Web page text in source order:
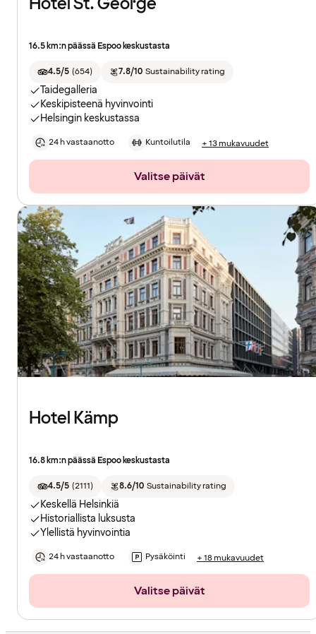
16.5 km:n päässä Espoo keskustasta
4.5/5 (654) 7.8/10 Sustainability rating
Taidegalleria
Keskipisteenä hyvinvointi
Helsingin keskustassa
24 h vastaanotto Kuntoilutila + 13 mukavuudet
Valitse päivät
Hotel Kämp
16.8 km:n päässä Espoo keskustasta
4.5/5 (2111) 8.6/10 Sustainability rating
Keskellä Helsinkiä
Historiallista luksusta
Ylellistä hyvinvointia
24 h vastaanotto Pysäköinti + 18 mukavuudet
Valitse päivät